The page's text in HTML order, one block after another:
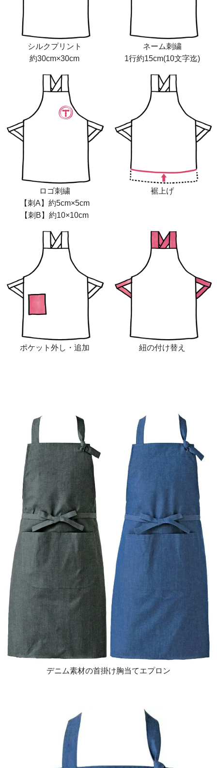
シルクプリント
約30cm×30cm
ネーム刺繍
1行約15cm(10文字迄)
ロゴ刺繍
【刺A】約5cm×5cm
【刺B】約10×10cm
裾上げ
ポケット外し・追加 紐の付け替え
デニム素材の首掛け胸当てエプロン